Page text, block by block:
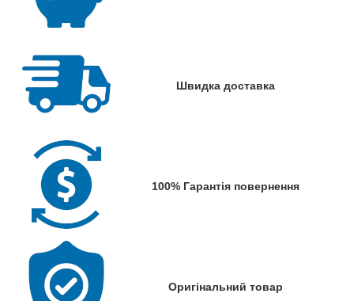
Швидка доставка
100% Гарантія повернення
Оригінальний товар